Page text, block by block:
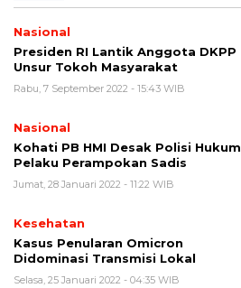
Nasional
Presiden RI Lantik Anggota DKPP
Unsur Tokoh Masyarakat
Rabu, 7 September 2022 - 15:43 WIB
Nasional
Kohati PB HMI Desak Polisi Hukum
Pelaku Perampokan Sadis
Jumat, 28 Januari 2022 - 11:22 WIB
Kesehatan
Kasus Penularan Omicron
Didominasi Transmisi Lokal
Selasa, 25 Januari 2022 - 04:35 WIB